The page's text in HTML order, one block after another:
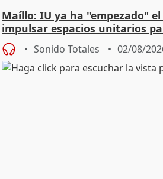
Maíllo: IU ya ha "empezado"
impulsar espacios unitarios
Sonido Totales 02/08/